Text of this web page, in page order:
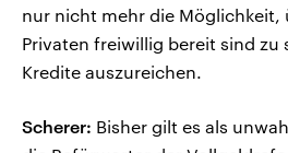
nur nicht mehr die Möglichkeit,
Privaten freiwillig bereit sind zu
Kredite auszureichen.
Scherer: Bisher gilt es als